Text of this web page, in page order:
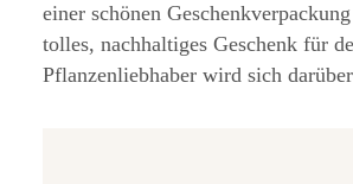
einer schönen
tolles, nachhaltiges Geschenk für
Pflanzenliebhaber wird sich